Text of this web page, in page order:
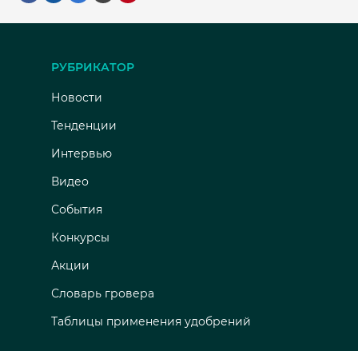
РУБРИКАТОР
Новости
Тенденции
Интервью
Видео
События
Конкурсы
Акции
Словарь гровера
Таблицы применения удобрений